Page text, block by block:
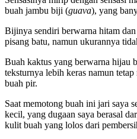
buah jambu biji (guava), yang
Bijinya sendiri berwarna hitam
pisang batu, namun ukurannya
Buah kaktus yang berwarna hijau
teksturnya lebih keras namun
buah pir.
Saat memotong buah ini jari saya
kecil, yang dugaan saya berasal
kulit buah yang lolos dari